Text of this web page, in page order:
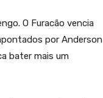
O Furacão vencia
por Anderson
bater mais um